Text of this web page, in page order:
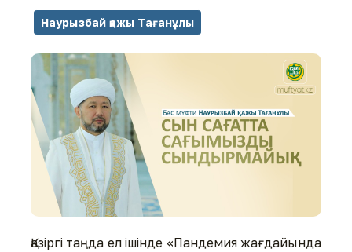
Наурызбай қажы Тағанұлы
Қазіргі таңда ел ішінде «Пандемия жағдайында